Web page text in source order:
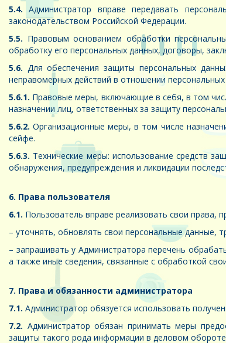
5.4. Администратор вправе передавать
законодательством Российской Федерации.
5.5. Правовым основанием обработки
обработку его персональных данных, договоры,
5.6. Для обеспечения защиты персональных
неправомерных действий в отношении
5.6.1. Правовые меры, включающие в себя, в том
назначении лиц, ответственных за защиту
5.6.2. Организационные меры, в том числе
сейфе.
5.6.3. Технические меры: использование средств
обнаружения, предупреждения и ликвидации
6. Права пользователя
6.1. Пользователь вправе реализовать свои права,
– уточнять, обновлять свои персональные данные,
– запрашивать у Администратора перечень
а также иные сведения, связанные с обработкой
7. Права и обязанности администратора
7.1. Администратор обязуется использовать
7.2. Администратор обязан принимать меры
защиты такого рода информации в деловом